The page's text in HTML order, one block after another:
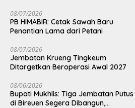
08/07/2026
PB HIMABIR: Cetak Sawah Baru
Penantian Lama dari Petani
08/07/2026
Jembatan Krueng Tingkeum
Ditargetkan Beroperasi Awal 2027
08/06/2026
Bupati Mukhlis: Tiga Jembatan Putus
di Bireuen Segera Dibangun,